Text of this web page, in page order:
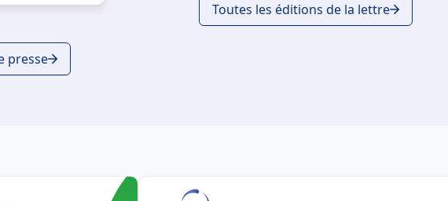
presse
Toutes les éditions de la lettre